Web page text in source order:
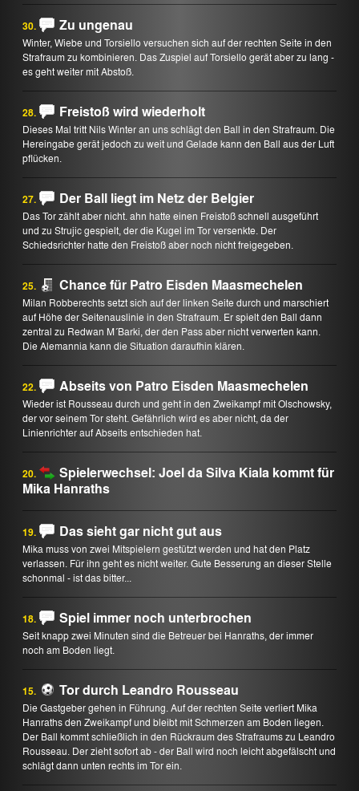
30. Zu ungenau
Winter, Wiebe und Torsiello versuchen sich auf der rechten Seite in den
Strafraum zu kombinieren. Das Zuspiel auf Torsiello gerät aber zu lang -
es geht weiter mit Abstoß.
28. Freistoß wird wiederholt
Dieses Mal tritt Nils Winter an uns schlägt den Ball in den Strafraum. Die
Hereingabe gerät jedoch zu weit und Gelade kann den Ball aus der Luft
pflücken.
27. Der Ball liegt im Netz der Belgier
Das Tor zählt aber nicht. ahn hatte einen Freistoß schnell ausgeführt
und zu Strujic gespielt, der die Kugel im Tor versenkte. Der
Schiedsrichter hatte den Freistoß aber noch nicht freigegeben.
25. Chance für Patro Eisden Maasmechelen
Milan Robberechts setzt sich auf der linken Seite durch und marschiert
auf Höhe der Seitenauslinie in den Strafraum. Er spielt den Ball dann
zentral zu Redwan M´Barki, der den Pass aber nicht verwerten kann.
Die Alemannia kann die Situation daraufhin klären.
22. Abseits von Patro Eisden Maasmechelen
Wieder ist Rousseau durch und geht in den Zweikampf mit Olschowsky,
der vor seinem Tor steht. Gefährlich wird es aber nicht, da der
Linienrichter auf Abseits entschieden hat.
20.
Spielerwechsel: Joel da Silva Kiala kommt für
Mika Hanraths
19. Das sieht gar nicht gut aus
Mika muss von zwei Mitspielern gestützt werden und hat den Platz
verlassen. Für ihn geht es nicht weiter. Gute Besserung an dieser Stelle
schonmal - ist das bitter...
18. Spiel immer noch unterbrochen
Seit knapp zwei Minuten sind die Betreuer bei Hanraths, der immer
noch am Boden liegt.
15. Tor durch Leandro Rousseau
Die Gastgeber gehen in Führung. Auf der rechten Seite verliert Mika
Hanraths den Zweikampf und bleibt mit Schmerzen am Boden liegen.
Der Ball kommt schließlich in den Rückraum des Strafraums zu Leandro
Rousseau. Der zieht sofort ab - der Ball wird noch leicht abgefälscht und
schlägt dann unten rechts im Tor ein.